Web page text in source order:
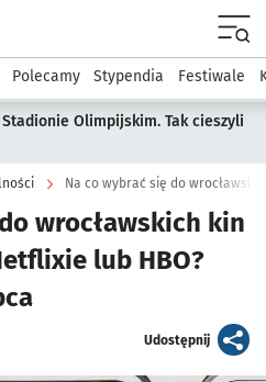
podserwis: Kultura
Polecamy Stypendia Festiwale
Olimpijskim. Tak cieszyli
wrocławskich kin
lub HBO?
Udostępnijartykuł